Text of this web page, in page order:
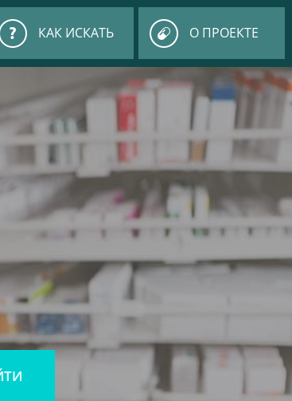
КАК ИСКАТЬ О ПРОЕКТЕ